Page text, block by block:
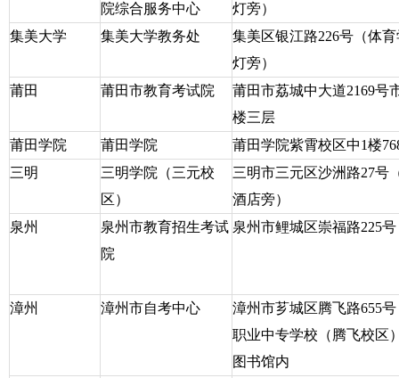
院综合服务中心
灯旁）
集美大学
集美大学教务处 集美区银江路226号（体
灯旁）
莆田
莆田市教育考试院 莆田市荔城中大道2169号
楼三层
莆田学院
莆田学院 莆田学院紫霄校区中1楼
三明
三明学院（三元校
区）
三明市三元区沙洲路27号
酒店旁）
泉州
泉州市教育招生考试
院
泉州市鲤城区崇福路225号
漳州 漳州市自考中心 漳州市芗城区腾飞路655号
职业中专学校（腾飞校区
图书馆内